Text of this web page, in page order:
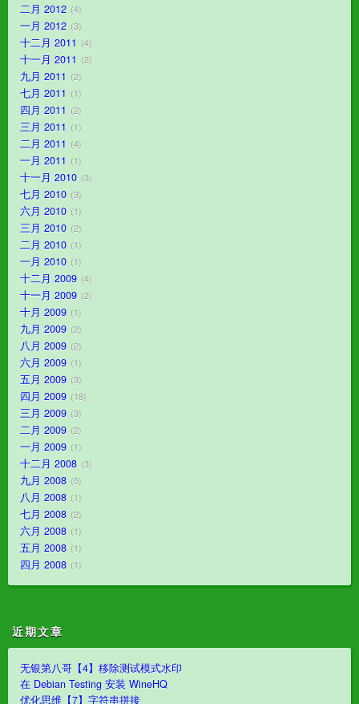
二月 2012 4
一月 2012 3
十二月 2011 4
十一月 2011 2
九月 2011 2
七月 2011 1
四月 2011 2
三月 2011 1
二月 2011 4
一月 2011 1
十一月 2010 3
七月 2010 3
六月 2010 1
三月 2010 2
二月 2010 1
一月 2010 1
十二月 2009 4
十一月 2009 2
十月 2009 1
九月 2009 2
八月 2009 2
六月 2009 1
五月 2009 3
四月 2009 18
三月 2009 3
二月 2009 2
一月 2009 1
十二月 2008 3
九月 2008 5
八月 2008 1
七月 2008 2
六月 2008 1
五月 2008 1
四月 2008 1
近期文章
无银第八哥【4】移除测试模式水印
在 Debian Testing 安装 WineHQ
优化思维【7】字符串拼接